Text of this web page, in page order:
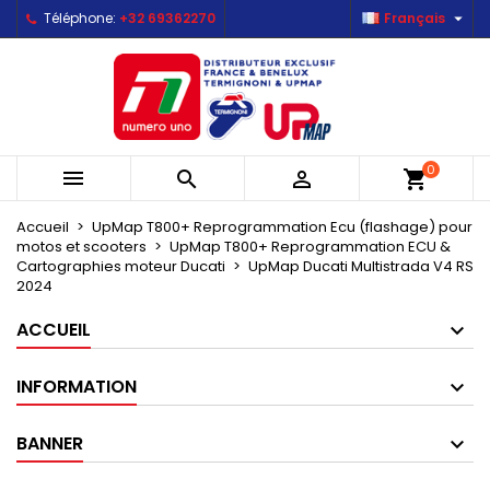
Téléphone: +32 69362270 Français 
   shopping_cart0
Accueil
UpMap T800+ Reprogrammation Ecu (flashage) pour
motos et scooters
UpMap T800+ Reprogrammation ECU &
Cartographies moteur Ducati
UpMap Ducati Multistrada V4 RS
2024
ACCUEIL
INFORMATION
BANNER
Mes listes d'envies ×
Créer une nouvelle liste
((modalTitle)) ×
((confirmMessage))
((cancelText)) ((modalDeleteText))
Créer une liste d'envies ×
Nom de la liste d'envies
Connexion ×
Vous devez être connecté pour ajouter des produits
à votre liste d'envies.
Annuler Connexion